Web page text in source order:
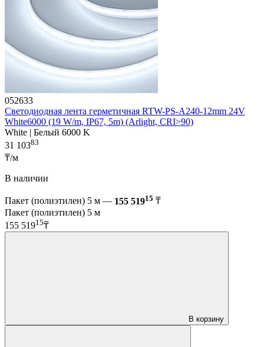
052633
Светодиодная лента герметичная RTW-PS-A240-12mm 24V
White6000 (19 W/m, IP67, 5m) (Arlight, CRI>90)
White | Белый 6000 K
31 10383
₸/м
В наличии
Пакет (полиэтилен) 5 м — 155 51915 ₸
Пакет (полиэтилен) 5 м
155 51915₸
В корзину